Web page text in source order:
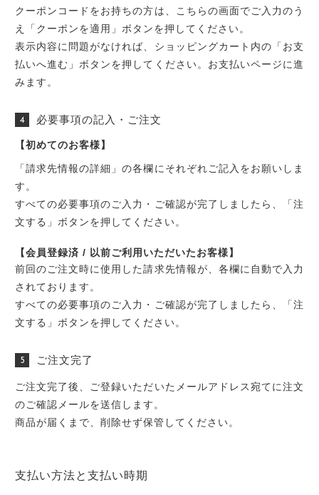
クーポンコードをお持ちの方は、こちらの画面でご入力のう
え「クーポンを適用」ボタンを押してください。
表示内容に問題がなければ、ショッピングカート内の「お支
払いへ進む」ボタンを押してください。お支払いページに進
みます。
必要事項の記入・ご注文
【初めてのお客様】
「請求先情報の詳細」の各欄にそれぞれご記入をお願いしま
す。
すべての必要事項のご入力・ご確認が完了しましたら、「注
文する」ボタンを押してください。
【会員登録済 / 以前ご利用いただいたお客様】
前回のご注文時に使用した請求先情報が、各欄に自動で入力
されております。
すべての必要事項のご入力・ご確認が完了しましたら、「注
文する」ボタンを押してください。
ご注文完了
ご注文完了後、ご登録いただいたメールアドレス宛てに注文
のご確認メールを送信します。
商品が届くまで、削除せず保管してください。
支払い方法と支払い時期